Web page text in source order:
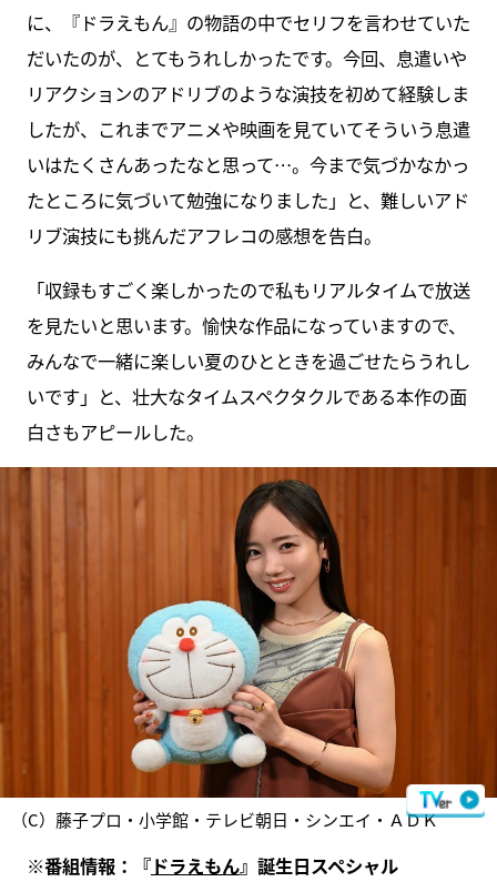
に、『ドラえもん』の物語の中でセリフを言わせていた
だいたのが、とてもうれしかったです。今回、息遣いや
リアクションのアドリブのような演技を初めて経験しま
したが、これまでアニメや映画を見ていてそういう息遣
いはたくさんあったなと思って…。今まで気づかなかっ
たところに気づいて勉強になりました」と、難しいアド
リブ演技にも挑んだアフレコの感想を告白。
「収録もすごく楽しかったので私もリアルタイムで放送
を見たいと思います。愉快な作品になっていますので、
みんなで一緒に楽しい夏のひとときを過ごせたらうれし
いです」と、壮大なタイムスペクタクルである本作の面
白さもアピールした。
（C）藤子プロ・小学館・テレビ朝日・シンエイ・ＡＤＫ
※番組情報：『ドラえもん』誕生日スペシャル